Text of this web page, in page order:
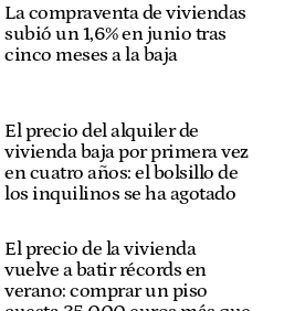
La compraventa de viviendas
subió un 1,6% en junio tras
cinco meses a la baja
El precio del alquiler de
vivienda baja por primera vez
en cuatro años: el bolsillo de
los inquilinos se ha agotado
El precio de la vivienda
vuelve a batir récords en
verano: comprar un piso